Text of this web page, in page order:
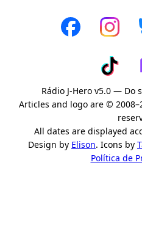
Rádio J-Hero v5.0 — Do
Articles and logo are ©
All dates are displayed
Design by Elison. Icons by
Política de